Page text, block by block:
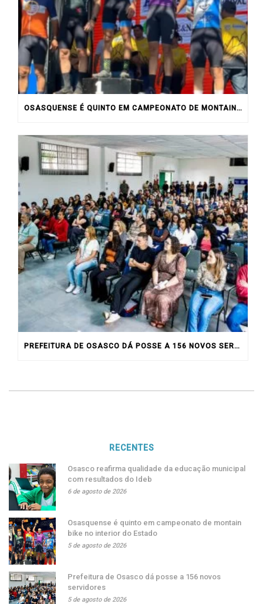
OSASQUENSE É QUINTO EM CAMPEONATO DE MONTAIN BIKE NO INTERIOR DO ESTADO
PREFEITURA DE OSASCO DÁ POSSE A 156 NOVOS SERVIDORES
RECENTES
Osasco reafirma qualidade da educação municipal
com resultados do Ideb
6 de agosto de 2026
Osasquense é quinto em campeonato de montain
bike no interior do Estado
5 de agosto de 2026
Prefeitura de Osasco dá posse a 156 novos
servidores
5 de agosto de 2026